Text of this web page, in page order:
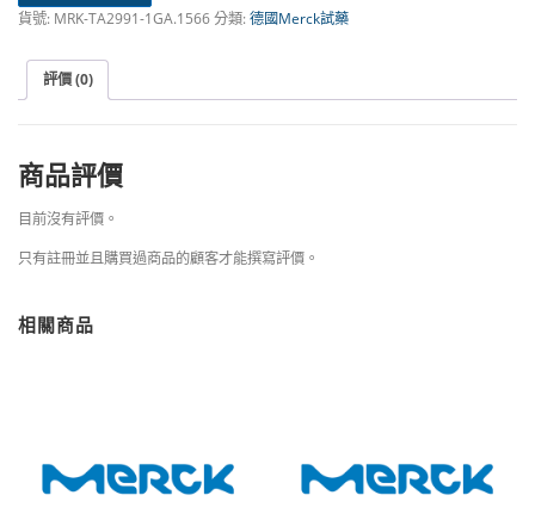
貨號: MRK-TA2991-1GA.1566分類:德國Merck試藥
評價 (0)
商品評價
目前沒有評價。
只有註冊並且購買過商品的顧客才能撰寫評價。
相關商品